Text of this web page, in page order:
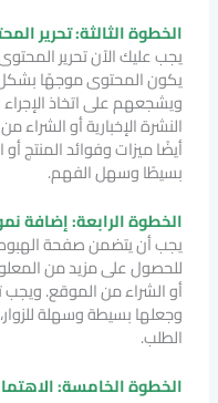
الخطوة الثالثة: تحرير
يجب عليك الآن تحرير
يكون المحتوى موجهًا بشكل
ويشجعهم على اتخاذ
النشرة الإخبارية أو
أيضًا ميزات وفوائد المنتج
بسيطًا وسهل الفهم.
الخطوة الرابعة: إضافة
يجب أن يتضمن صفحة
للحصول على مزيد من
أو الشراء من الموقع.
وجعلها بسيطة وسهلة
الطلب.
الخطوة الخامسة: